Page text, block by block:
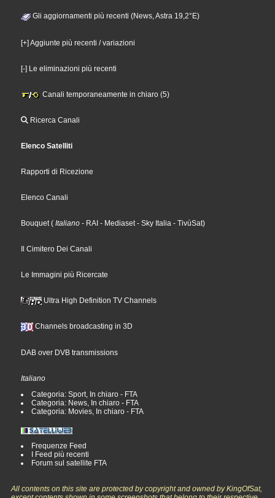
Gli aggiornamenti più recenti (News, Astra 19,2°E)
[+] Aggiunte più recenti / variazioni
[-] Le eliminazioni più recenti
Canali temporaneamente in chiaro (5)
Ricerca Canali
Elenco Satelliti
Rapporti di Ricezione
Elenco Canali
Bouquet( Italiano - RAI - Mediaset- Sky Italia - TivùSat)
Il Cimitero Dei Canali
Le Immagini più Ricercate
Ultra High Definition TV Channels
Channels broadcasting in 3D
DAB over DVB transmissions
Italiano
Categoria: Sport, In chiaro - FTA
Categoria: News, In chiaro - FTA
Categoria: Movies, In chiaro - FTA
Frequenze Feed
I Feed più recenti
Forum sul satellite FTA
All contents on this site are protected by copyright and owned by KingOfSat,